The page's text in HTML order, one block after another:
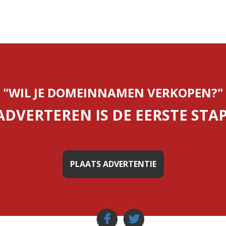
"WIL JE DOMEINNAMEN VERKOPEN?"
IS DE EERSTE
PLAATS ADVERTENTIE